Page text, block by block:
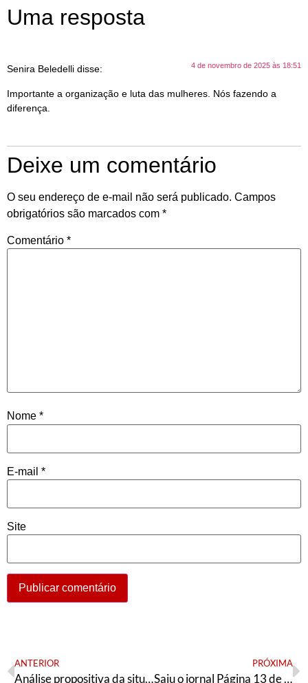
Uma resposta
Senira Beledelli disse: 4 de novembro de 2025 às 18:51
Importante a organização e luta das mulheres. Nós fazendo a
diferença.
Deixe um comentário
O seu endereço de e-mail não será publicado. Campos
obrigatórios são marcados com *
Comentário *
Nome *
E-mail *
Site
ANTERIOR
Análise propositiva da situação da saúde pública no Mato Grosso do Sul para o PT
PRÓXIMA
Saiu o jornal Página 13 de novembro